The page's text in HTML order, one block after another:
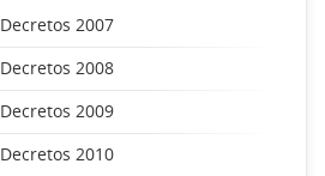
Decretos 2007
Decretos 2008
Decretos 2009
Decretos 2010